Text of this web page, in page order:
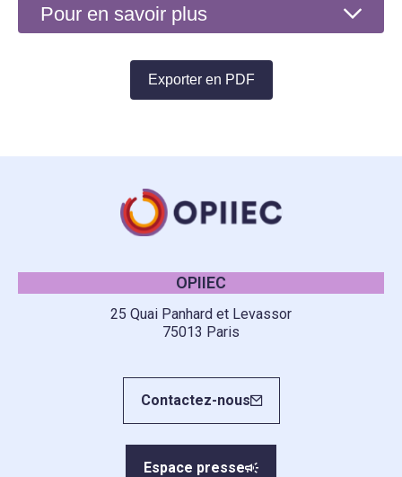
Pour en savoir plus
Exporter en PDF
OPIIEC
25 Quai Panhard et Levassor
75013 Paris
Contactez-nous
Espace presse